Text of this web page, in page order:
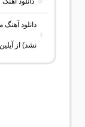
دانلود
نشد) از